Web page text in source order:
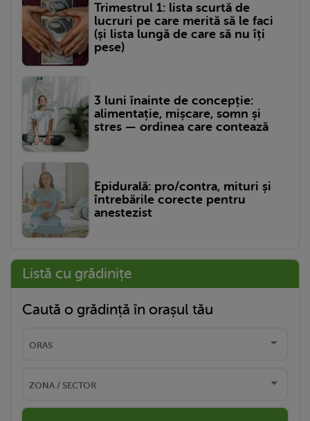
Trimestrul 1: lista scurtă de
lucruri pe care merită să le faci
(și lista lungă de care să nu îți
pese)
3 luni înainte de concepție:
alimentație, mișcare, somn și
stres — ordinea care contează
Epidurală: pro/contra, mituri și
întrebările corecte pentru
anestezist
Listă cu grădinițe
Caută o grădință în orașul tău